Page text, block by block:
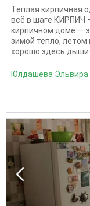
Тёплая кирпичная
всё в шаге
кирпичном доме —
зимой тепло, летом
хорошо здесь
Юлдашева Эльвира